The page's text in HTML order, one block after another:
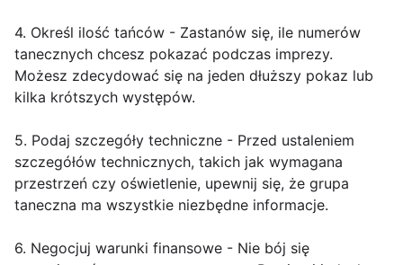
4. Określ ilość tańców - Zastanów się, ile numerów
tanecznych chcesz pokazać podczas imprezy.
Możesz zdecydować się na jeden dłuższy pokaz lub
kilka krótszych występów.
5. Podaj szczegóły techniczne - Przed ustaleniem
szczegółów technicznych, takich jak wymagana
przestrzeń czy oświetlenie, upewnij się, że grupa
taneczna ma wszystkie niezbędne informacje.
6. Negocjuj warunki finansowe - Nie bój się